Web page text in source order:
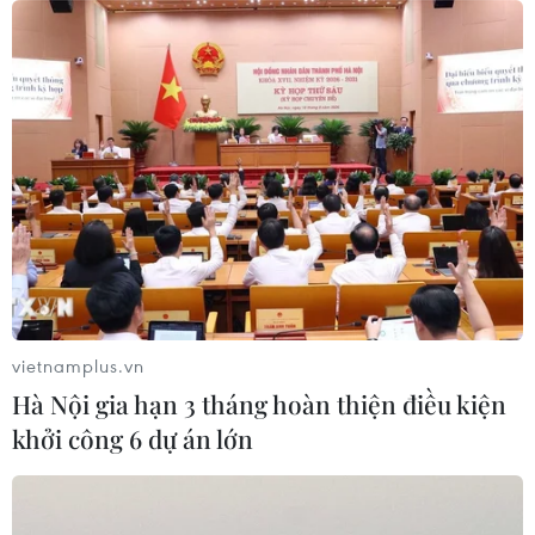
07/08/2026 00:50
Lực lượng Houthi tấn công quân đội
Yemen, ít nhất 45 binh sỹ thương
vong
06/08/2026 23:57
Xung đột Israel-Hamas: Ít nhất 300
trẻ em thiệt mạng trong 300 ngày
qua
06/08/2026 22:56
Iran và Oman thống nhất mở lại eo
vietnamplus.vn
Hà Nội gia hạn 3 tháng hoàn thiện điều kiện
khởi công 6 dự án lớn